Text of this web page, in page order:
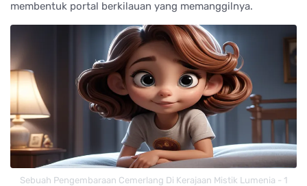
membentuk portal berkilauan yang memanggilnya.
Sebuah Pengembaraan Cemerlang Di Kerajaan Mistik Lumenia - 1